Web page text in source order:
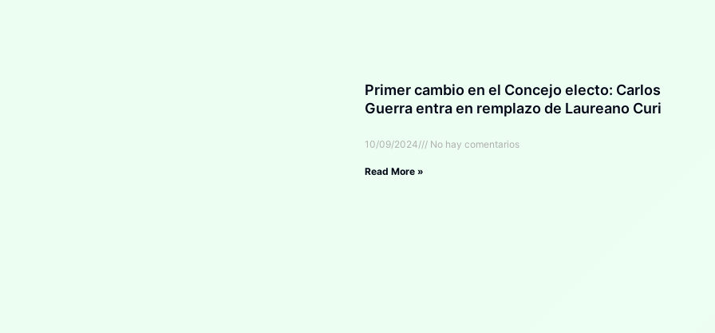
Primer cambio en el Concejo electo: Carlos
Guerra entra en remplazo de Laureano Curi
10/09/2024 No hay comentarios
Read More »